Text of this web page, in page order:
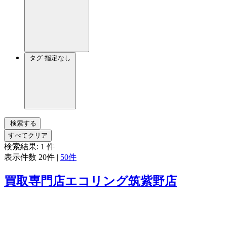
タグ 指定なし
検索する
すべてクリア
検索結果: 1 件
表示件数 20件 | 50件
買取専門店エコリング筑紫野店